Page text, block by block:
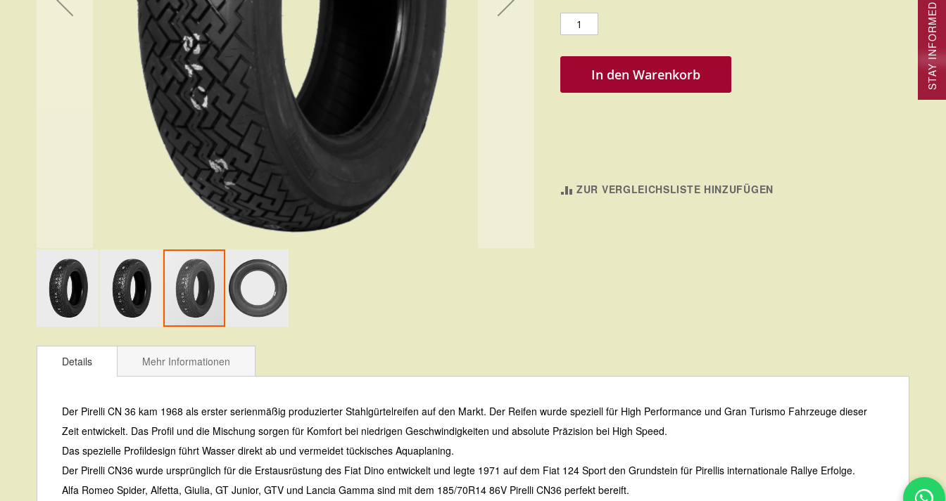
Anfang
springen
In den Warenkorb
ZUR VERGLEICHSLISTE HINZUFÜGEN
Details
Der Pirelli CN 36 kam 1968 als erster serienmäßig produzierter Stahlgürtelreifen auf den Markt. Der Reifen wurde speziell für High Performance und Gran Turismo Fahrzeuge dieser
Zeit entwickelt. Das Profil und die Mischung sorgen für Komfort bei niedrigen Geschwindigkeiten und absolute Präzision bei High Speed.
Das spezielle Profildesign führt Wasser direkt ab und vermeidet tückisches Aquaplaning.
Der Pirelli CN36 wurde ursprünglich für die Erstausrüstung des Fiat Dino entwickelt und legte 1971 auf dem Fiat 124 Sport den Grundstein für Pirellis internationale Rallye Erfolge.
Alfa Romeo Spider, Alfetta, Giulia, GT Junior, GTV und Lancia Gamma sind mit dem 185/70R14 86V Pirelli CN36 perfekt bereift.
Mehr Informationen
STAY INFORMED